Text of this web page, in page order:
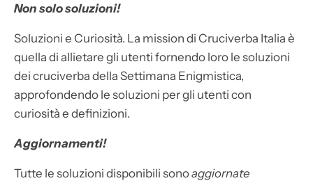
Non solo soluzioni!
Soluzioni e Curiosità. La mission di Cruciverba Italia è
quella di allietare gli utenti fornendo loro le soluzioni
dei cruciverba della Settimana Enigmistica,
approfondendo le soluzioni per gli utenti con
curiosità e definizioni.
Aggiornamenti!
Tutte le soluzioni disponibili sonoaggiornate